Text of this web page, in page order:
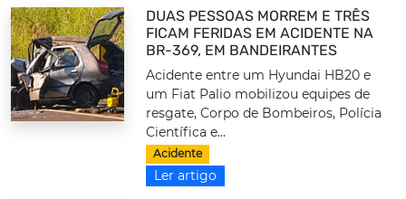
DUAS PESSOAS MORREM E TRÊS
FICAM FERIDAS EM ACIDENTE NA
BR-369, EM BANDEIRANTES
Acidente entre um Hyundai HB20 e
um Fiat Palio mobilizou equipes de
resgate, Corpo de Bombeiros, Polícia
Científica e...
Acidente
Ler artigo